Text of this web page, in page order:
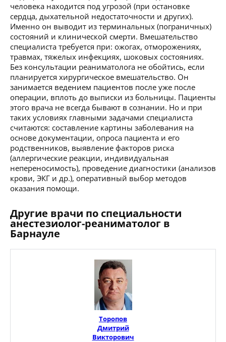
человека находится под угрозой (при остановке
сердца, дыхательной недостаточности и других).
Именно он выводит из терминальных (пограничных)
состояний и клинической смерти. Вмешательство
специалиста требуется при: ожогах, отморожениях,
травмах, тяжелых инфекциях, шоковых состояниях.
Без консультации реаниматолога не обойтись, если
планируется хирургическое вмешательство. Он
занимается ведением пациентов после уже после
операции, вплоть до выписки из больницы. Пациенты
этого врача не всегда бывают в сознании. Но и при
таких условиях главными задачами специалиста
считаются: составление картины заболевания на
основе документации, опроса пациента и его
родственников, выявление факторов риска
(аллергические реакции, индивидуальная
непереносимость), проведение диагностики (анализов
крови, ЭКГ и др.), оперативный выбор методов
оказания помощи.
Другие врачи по специальности
анестезиолог-реаниматолог в
Барнауле
Торопов
Дмитрий
Викторович